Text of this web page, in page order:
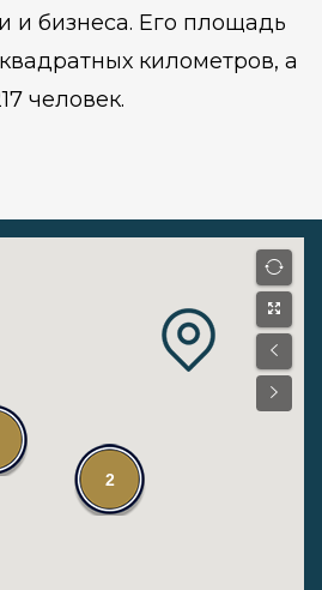
и бизнеса. Его площадь
километров, а
человек.
2